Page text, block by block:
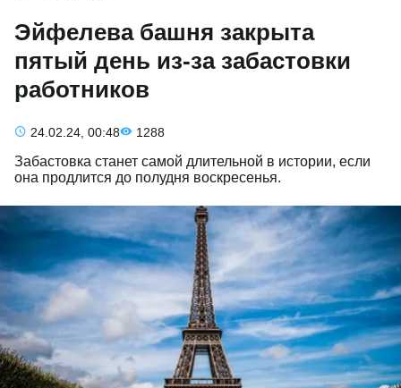
Эйфелева башня закрыта
пятый день из-за забастовки
работников
24.02.24, 00:48 1288
Забастовка станет самой длительной в истории, если
она продлится до полудня воскресенья.